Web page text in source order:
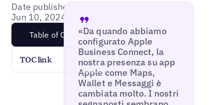
Date published:
Jun 10, 2024
Table of Content
TOC link
«Da quando abbiamo
configurato Apple
Business Connect, la
nostra presenza su app
Apple come Maps,
Wallet e Messaggi è
cambiata molto. I nostri